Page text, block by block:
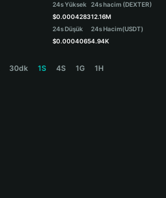
24s Yüksek
$0.0004283
24s Düşük
$0.0004065
24s hacim (DEXTER)
12.16M
24s Hacim(USDT)
4.94K
30dk 1S 4S 1G 1H